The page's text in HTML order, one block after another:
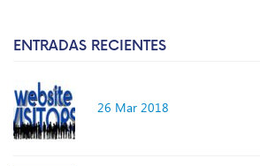
ENTRADAS RECIENTES
26 Mar 2018